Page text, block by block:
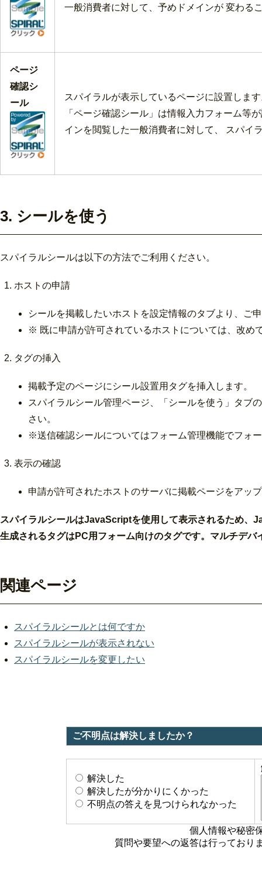
一般消費者に対して、予めドメインが 変わる
ページ
確認シ
ール
スパイラルが表示しているページに設置しま
「ページ確認シール」は情報入力フォーム等
インを閲覧した一般消費者に対して、 スパイ
3. シールを使う
スパイラルシールは以下の方法でご利用ください。
ホストの申請
シールを掲載したいホストを設定情報のタブより、ご
※ 既に申請が許可されているホストについては、改め
タグの挿入
掲載予定のページにシール設置用タグを挿入します。
スパイラルシール管理ページ、「シールを使う」タブ
さい。
※送信確認シールについてはフォーム管理機能でフォ
表示の確認
申請が許可されたホストのサーバに掲載ページをアッ
スパイラルシールはJavaScriptを使用して表示されるため、
生成されるタグはPC用フォーム向けのタグです。マルチデ
関連ページ
スパイラルシールとは何ですか
スパイラルシールが表示されない
スパイラルシールを変更したい